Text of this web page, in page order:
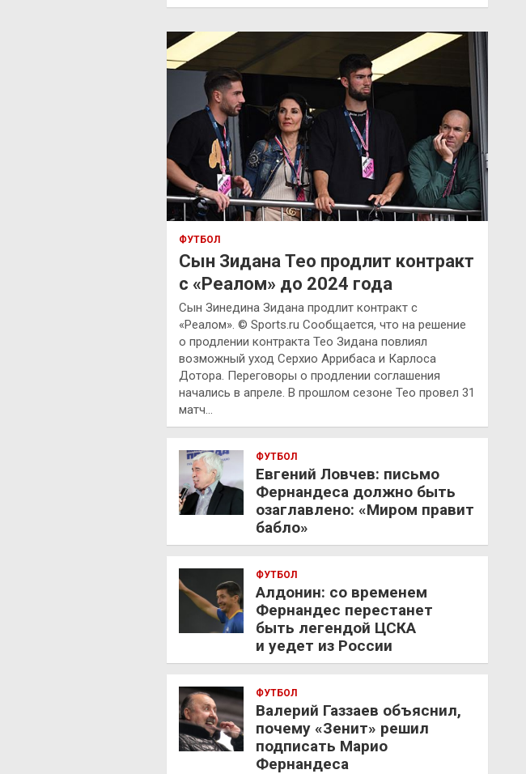
ФУТБОЛ
Сын Зидана Тео продлит контракт
с «Реалом» до 2024 года
Сын Зинедина Зидана продлит контракт с
«Реалом». © Sports.ru Сообщается, что на решение
о продлении контракта Тео Зидана повлиял
возможный уход Серхио Аррибаса и Карлоса
Дотора. Переговоры о продлении соглашения
начались в апреле. В прошлом сезоне Тео провел 31
матч…
ФУТБОЛ
Евгений Ловчев: письмо
Фернандеса должно быть
озаглавлено: «Миром правит
бабло»
ФУТБОЛ
Алдонин: со временем
Фернандес перестанет
быть легендой ЦСКА
и уедет из России
ФУТБОЛ
Валерий Газзаев объяснил,
почему «Зенит» решил
подписать Марио
Фернандеса